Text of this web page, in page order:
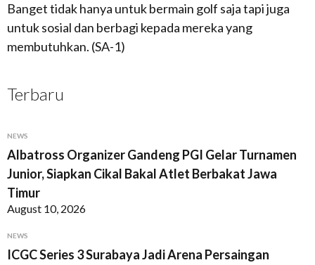
Banget tidak hanya untuk bermain golf saja tapi juga
untuk sosial dan berbagi kepada mereka yang
membutuhkan. (SA-1)
Terbaru
NEWS
Albatross Organizer Gandeng PGI Gelar Turnamen
Junior, Siapkan Cikal Bakal Atlet Berbakat Jawa
Timur
August 10, 2026
NEWS
ICGC Series 3 Surabaya Jadi Arena Persaingan